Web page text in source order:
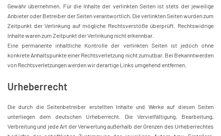
Gewähr übernehmen. Für die Inhalte der verlinkten Seiten ist stets der jeweilige
Anbieter oder Betreiber der Seiten verantwortlich. Die verlinkten Seiten wurden zum
Zeitpunkt der Verlinkung auf mögliche Rechtsverstöße überprüft. Rechtswidrige
Inhalte waren zum Zeitpunkt der Verlinkung nicht erkennbar.
Eine permanente inhaltliche Kontrolle der verlinkten Seiten ist jedoch ohne
konkrete Anhaltspunkte einer Rechtsverletzung nicht zumutbar. Bei Bekanntwerden
von Rechtsverletzungen werden wir derartige Links umgehend entfernen.
Urheberrecht
Die durch die Seitenbetreiber erstellten Inhalte und Werke auf diesen Seiten
unterliegen dem deutschen Urheberrecht. Die Vervielfältigung, Bearbeitung,
Verbreitung und jede Art der Verwertung außerhalb der Grenzen des Urheberrechtes